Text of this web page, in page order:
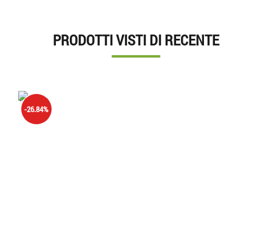
PRODOTTI VISTI DI RECENTE
'.'
-26.84%